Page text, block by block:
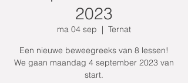
2023
ma 04 sep
  |
Ternat
Een nieuwe beweegreeks van 8 lessen!
We gaan maandag 4 september 2023 van
start.